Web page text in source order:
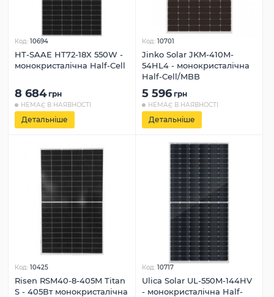
Код: 10694
HT-SAAE HT72-18X 550W -
монокристалічна Half-Cell
8 684 грн
НЕМАЄ В НАЯВНОСТІ
Детальніше
Код: 10701
Jinko Solar JKM-410M-
54HL4 - монокристалічна
Half-Cell/MBB
5 596 грн
НЕМАЄ В НАЯВНОСТІ
Детальніше
Код: 10425
Risen RSM40-8-405M Titan
S - 405Вт монокристалічна
Код: 10717
Ulica Solar UL-550M-144HV
- монокристалічна Half-